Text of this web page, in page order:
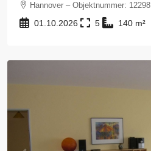
Hannover – Objektnummer: 12298
01.10.2026 5 140 m²